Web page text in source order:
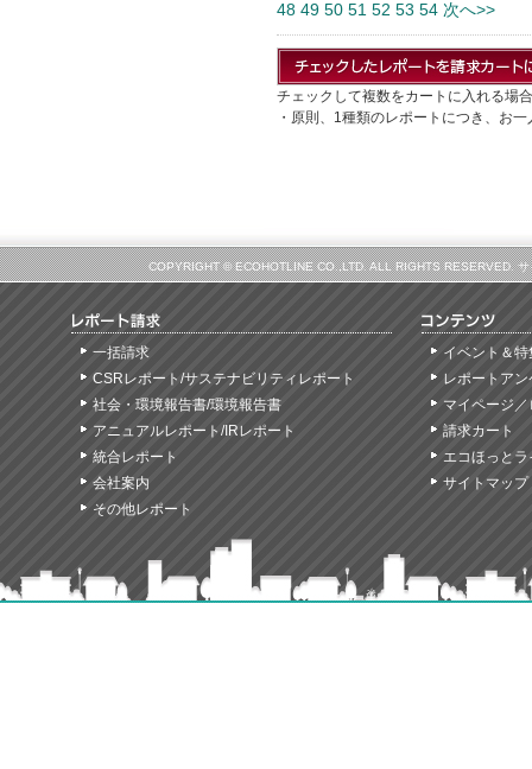
48 49 50 51 52 53 54 次へ>>
チェックして複数をカートに入れる場
・原則、1種類のレポートにつき、お
COPYRIGHT © ECOHOTLINE CO.,LTD. ALL RIGHTS RESERVED.
一括請求
CSRレポート/サステナビリティレポート
社会・環境報告書/環境報告書
アニュアルレポート/IRレポート
統合レポート
会社案内
その他レポート
イベント＆特
レポートア
マイページ
請求カート
エコほっと
サイトマップ